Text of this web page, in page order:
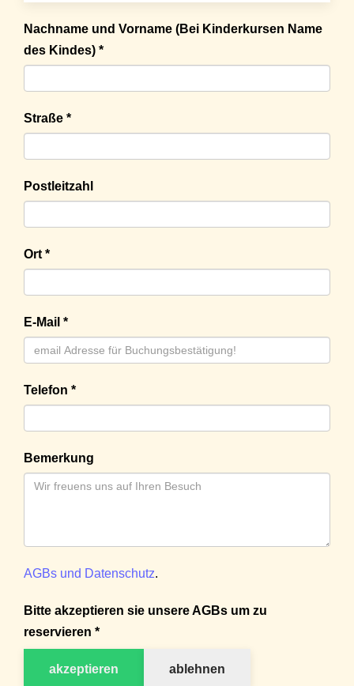
Nachname und Vorname (Bei Kinderkursen Name
des Kindes) *
Straße *
Postleitzahl
Ort *
E-Mail *
Telefon *
Bemerkung
AGBs und Datenschutz.
Bitte akzeptieren sie unsere AGBs um zu
reservieren *
akzeptieren ablehnen